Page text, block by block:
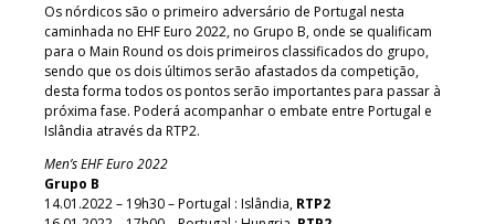
Os nórdicos são o primeiro adversário de Portugal nesta
caminhada no EHF Euro 2022, no Grupo B, onde se qualificam
para o Main Round os dois primeiros classificados do grupo,
sendo que os dois últimos serão afastados da competição,
desta forma todos os pontos serão importantes para passar à
próxima fase. Poderá acompanhar o embate entre Portugal e
Islândia através da RTP2.
Men’s EHF Euro 2022
Grupo B
14.01.2022 – 19h30 – Portugal : Islândia, RTP2